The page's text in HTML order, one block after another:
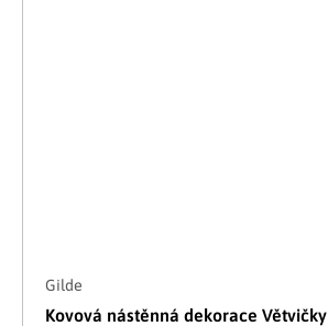
Gilde
Kovová nástěnná dekorace Větvičky